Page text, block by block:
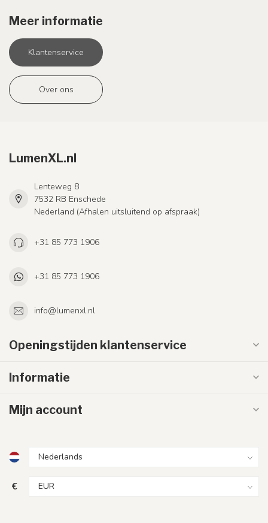
Meer informatie
Klantenservice
Over ons
LumenXL.nl
Lenteweg 8
7532 RB Enschede
Nederland (Afhalen uitsluitend op afspraak)
+31 85 773 1906
+31 85 773 1906
info@lumenxl.nl
Openingstijden klantenservice
Informatie
Mijn account
€